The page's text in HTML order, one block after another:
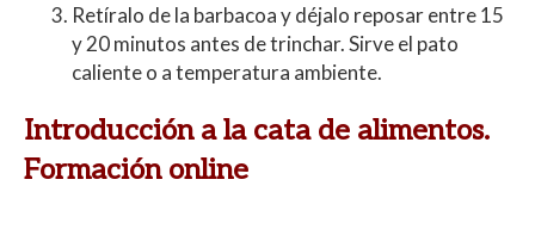
Retíralo de la barbacoa y déjalo reposar entre 15
y 20 minutos antes de trinchar. Sirve el pato
caliente o a temperatura ambiente.
Introducción a la cata de alimentos.
Formación online